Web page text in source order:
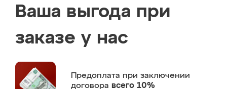
Ваша выгода при
заказе у нас
Предоплата при заключении
договора всего 10%